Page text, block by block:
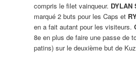
compris le filet vainqueur. DYLAN
marqué 2 buts pour les Caps et
en a fait autant pour les visiteurs.
8e en plus de faire une passe de
patins) sur le deuxième but de